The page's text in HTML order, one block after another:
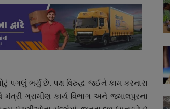
પગલું ભર્યું છે. પક્ષ વિરુદ્ધ જઈને કામ કરનારા
મંત્રી ગ્રામીણ કાર્ય વિભાગ અને જમાલપુરના